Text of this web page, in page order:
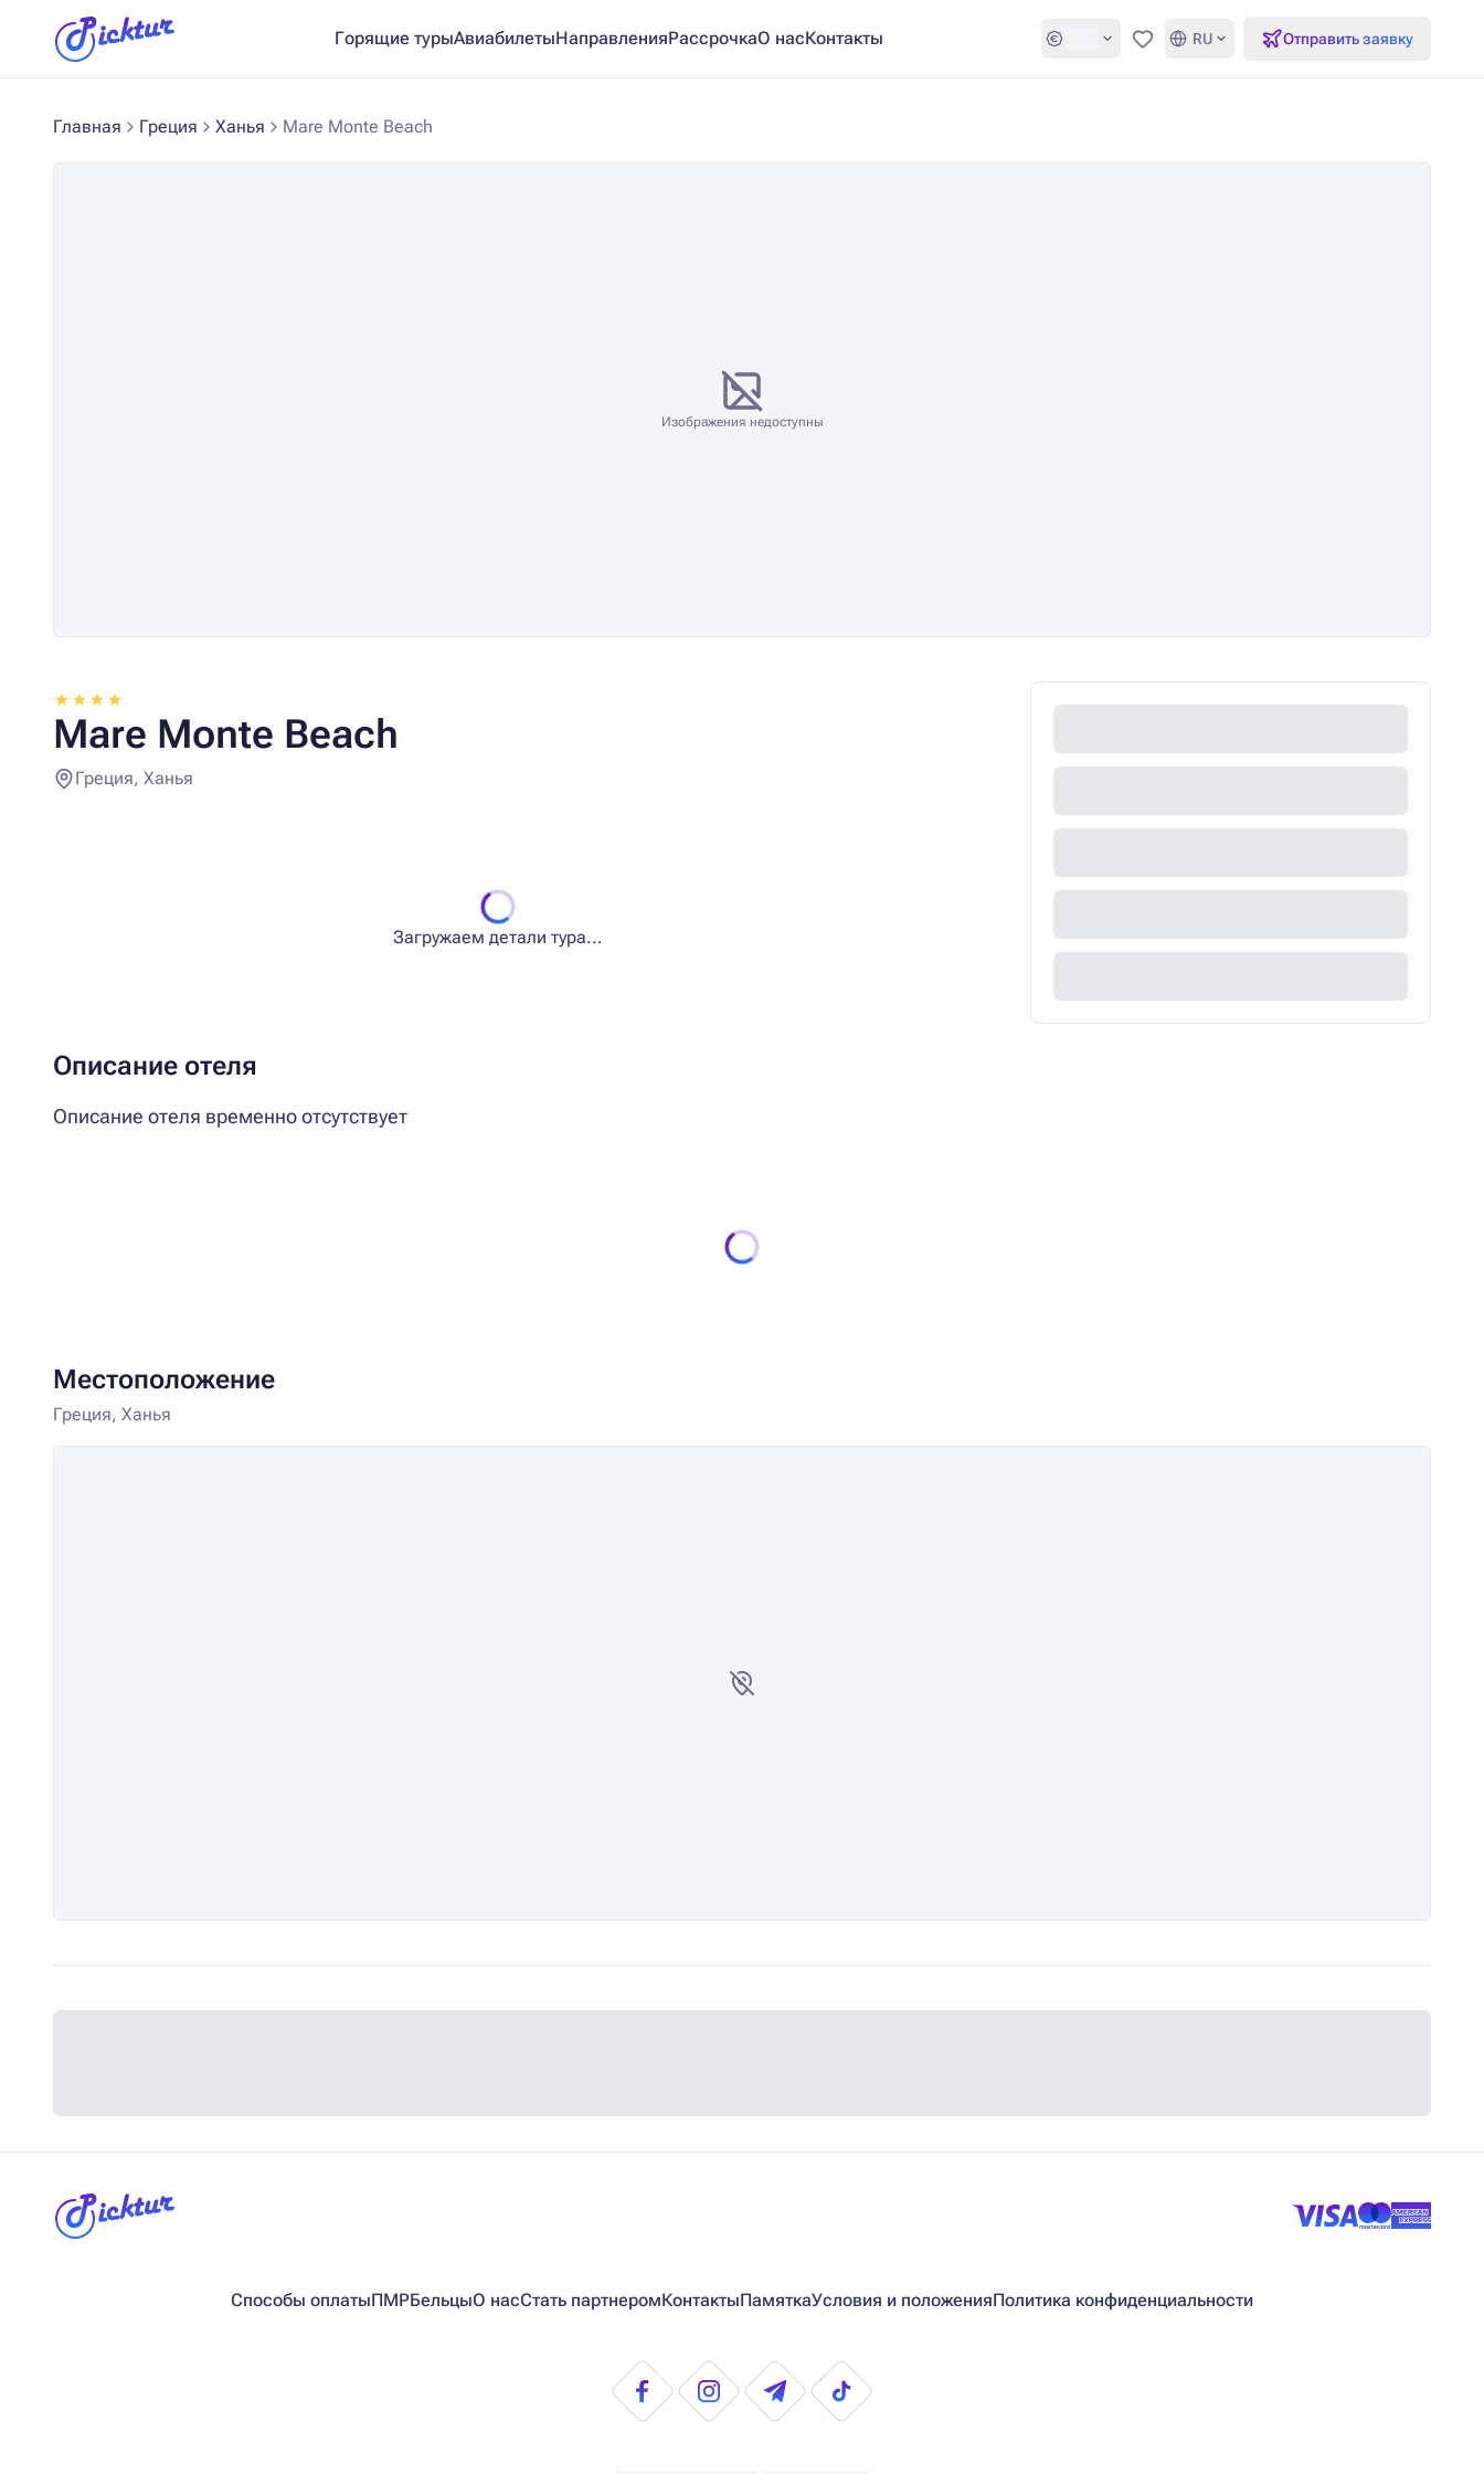
Горящие турыАвиабилетыНаправленияРассрочкаО насКонтакты Избранное
RU Отправить заявку
Главная Греция Ханья Mare Monte Beach
Изображения недоступны
Mare Monte Beach
Греция, Ханья
Загружаем детали тура...
Описание отеля
Описание отеля временно отсутствует
Местоположение
Греция, Ханья
Способы оплатыПМРБельцыО насСтать партнеромКонтактыПамяткаУсловия и положенияПолитика конфиденциальности